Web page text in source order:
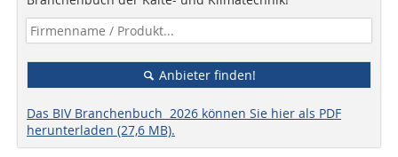
Anbieter finden!
Das BIV Branchenbuch 2026 können Sie hier als PDF
herunterladen (27,6 MB).